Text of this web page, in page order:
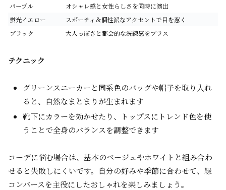
パープル
オシャレ感と女性らしさを同時に演出
蛍光イエロー
スポーティ＆個性派なアクセントで目を惹く
ブラック
大人っぽさと都会的な洗練感をプラス
テクニック
グリーンスニーカーと同系色のバッグや帽子を取り入れ
ると、自然なまとまりが生まれます
靴下にカラーを効かせたり、トップスにトレンド色を使
うことで全身のバランスを調整できます
コーデに悩む場合は、基本のベージュやホワイトと組み合わ
せると失敗しにくいです。自分の好みや季節に合わせて、緑
コンバースを主役にしたおしゃれを楽しみましょう。